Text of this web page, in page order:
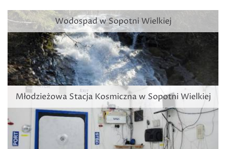
Wodospad w Sopotni Wielkiej
Młodzieżowa Stacja Kosmiczna w Sopotni Wielkiej